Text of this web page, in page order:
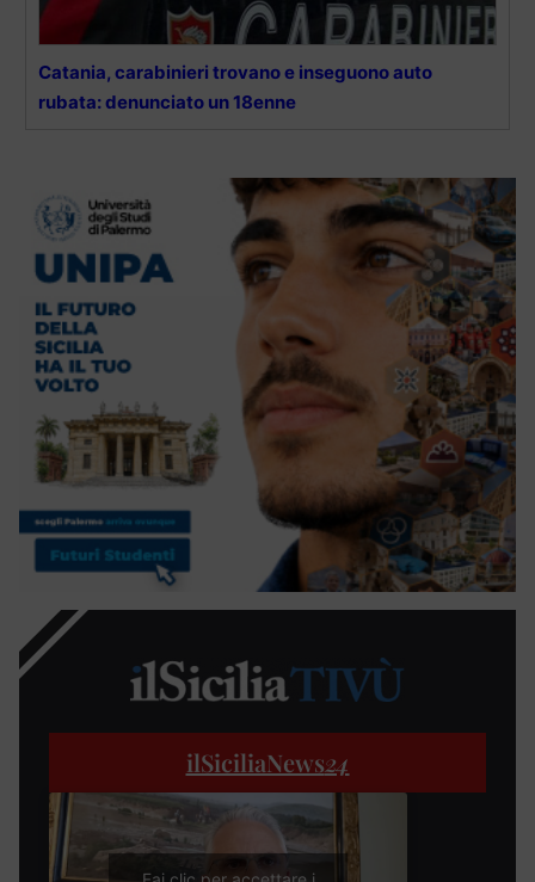
Catania, carabinieri trovano e inseguono auto
rubata: denunciato un 18enne
ilSiciliaNews24